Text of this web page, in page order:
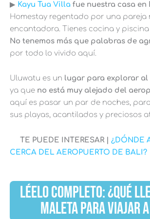
▶︎ Kayu Tua Villa fue nuestra casa en
Homestay regentado por una pareja
encantadora. Tienes cocina y
No tenemos más que palabras de
por todo lo vivido aquí.
Uluwatu es un lugar para explorar al
ya que no está muy alejado del
aquí es pasar un par de noches,
sus playas, acantilados y preciosos
TE PUEDE INTERESAR |
¿DÓNDE
CERCA DEL AEROPUERTO DE BALI?
LÉELO COMPLETO: ¿QUÉ
MALETA PARA VIAJAR